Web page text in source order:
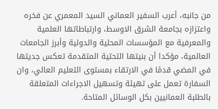
من جانبه، أعرب السفير العماني السيد المعمري عن فخره
واعتزازه بجامعة الشرق الاوسط، وارتباطاتها العلمية
والمعرفية مع المؤسسات المحلية والدولية وأبرز الجامعات
العالمية، مؤكدا أن بنيتها التحتية المتقدمة تعكس جديتها
في المضي قدمًا في الارتقاء بمستوى التعليم العالي، وان
السفارة تعمل على تهيئة وتسهيل الاجراءات المتعلقة
بالطلبة العمانيين بكل الوسائل المتاحة.